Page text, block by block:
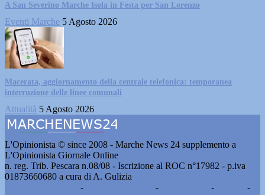
A San Severino Marche Isola in Festa per San Lorenzo
Eventi Marche 5 Agosto 2026
Macerata, aggiornamento della centrale telefonica: temporanea
interruzione delle linee comunali
Attualità 5 Agosto 2026
L'Opinionista © since 2008 - Marche News 24 supplemento a
L'Opinionista Giornale Online
n. reg. Trib. Pescara n.08/08 - Iscrizione al ROC n°17982 - p.iva
01873660680 a cura di A. Gulizia
- - -
-